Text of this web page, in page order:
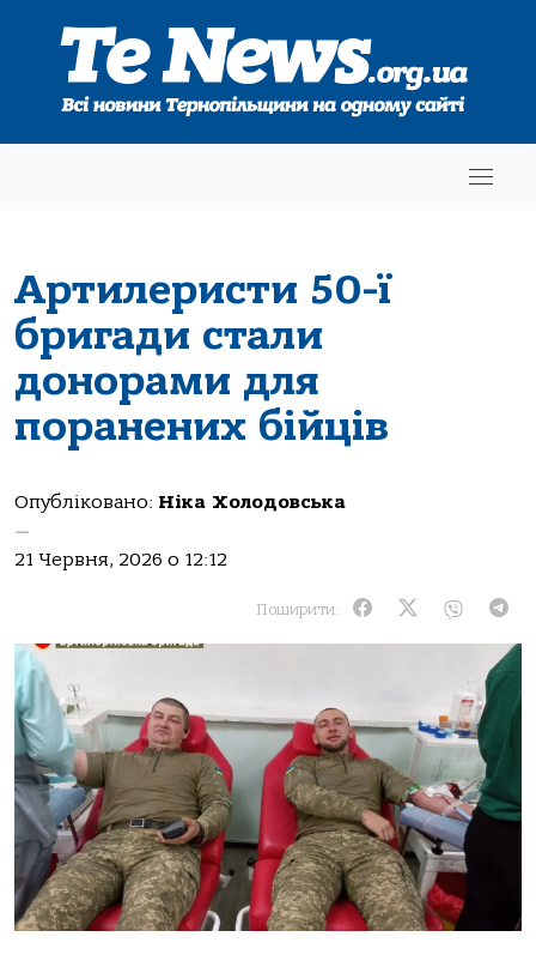
Артилеристи 50-ї
бригади стали
донорами для
поранених бійців
Опубліковано: Ніка Холодовська
—
21 Червня, 2026 о 12:12
Поширити: